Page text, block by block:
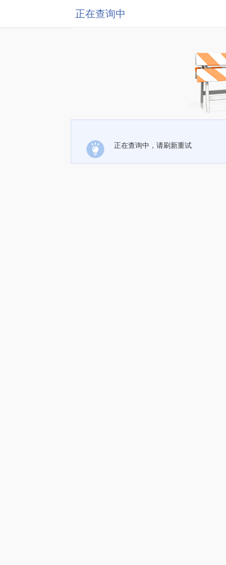
正在查询中
正在查询中，请刷新重试